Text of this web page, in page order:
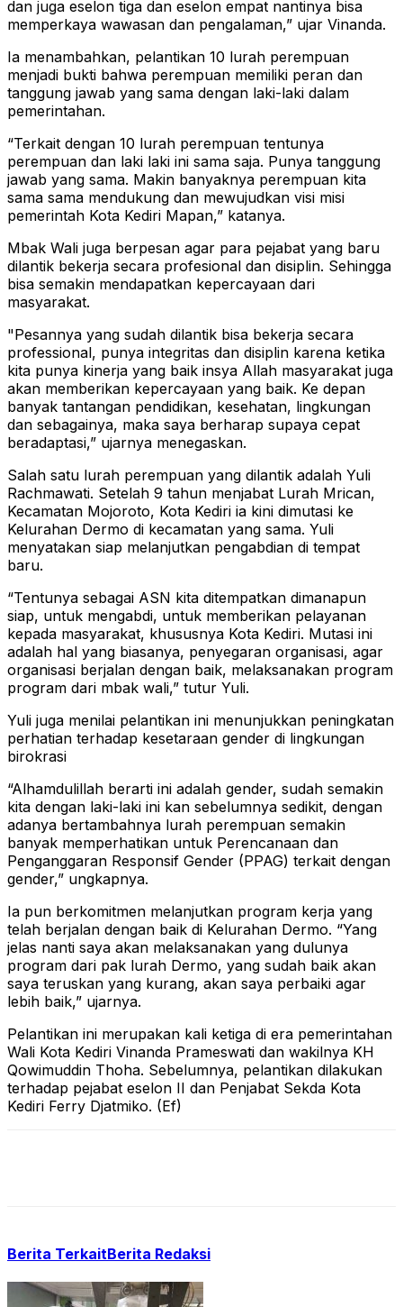
dan juga eselon tiga dan eselon empat nantinya bisa
memperkaya wawasan dan pengalaman,” ujar Vinanda.
Ia menambahkan, pelantikan 10 lurah perempuan
menjadi bukti bahwa perempuan memiliki peran dan
tanggung jawab yang sama dengan laki-laki dalam
pemerintahan.
“Terkait dengan 10 lurah perempuan tentunya
perempuan dan laki laki ini sama saja. Punya tanggung
jawab yang sama. Makin banyaknya perempuan kita
sama sama mendukung dan mewujudkan visi misi
pemerintah Kota Kediri Mapan,” katanya.
Mbak Wali juga berpesan agar para pejabat yang baru
dilantik bekerja secara profesional dan disiplin. Sehingga
bisa semakin mendapatkan kepercayaan dari
masyarakat.
"Pesannya yang sudah dilantik bisa bekerja secara
professional, punya integritas dan disiplin karena ketika
kita punya kinerja yang baik insya Allah masyarakat juga
akan memberikan kepercayaan yang baik. Ke depan
banyak tantangan pendidikan, kesehatan, lingkungan
dan sebagainya, maka saya berharap supaya cepat
beradaptasi,” ujarnya menegaskan.
Salah satu lurah perempuan yang dilantik adalah Yuli
Rachmawati. Setelah 9 tahun menjabat Lurah Mrican,
Kecamatan Mojoroto, Kota Kediri ia kini dimutasi ke
Kelurahan Dermo di kecamatan yang sama. Yuli
menyatakan siap melanjutkan pengabdian di tempat
baru.
“Tentunya sebagai ASN kita ditempatkan dimanapun
siap, untuk mengabdi, untuk memberikan pelayanan
kepada masyarakat, khususnya Kota Kediri. Mutasi ini
adalah hal yang biasanya, penyegaran organisasi, agar
organisasi berjalan dengan baik, melaksanakan program
program dari mbak wali,” tutur Yuli.
Yuli juga menilai pelantikan ini menunjukkan peningkatan
perhatian terhadap kesetaraan gender di lingkungan
birokrasi
“Alhamdulillah berarti ini adalah gender, sudah semakin
kita dengan laki-laki ini kan sebelumnya sedikit, dengan
adanya bertambahnya lurah perempuan semakin
banyak memperhatikan untuk Perencanaan dan
Penganggaran Responsif Gender (PPAG) terkait dengan
gender,” ungkapnya.
Ia pun berkomitmen melanjutkan program kerja yang
telah berjalan dengan baik di Kelurahan Dermo. “Yang
jelas nanti saya akan melaksanakan yang dulunya
program dari pak lurah Dermo, yang sudah baik akan
saya teruskan yang kurang, akan saya perbaiki agar
lebih baik,” ujarnya.
Pelantikan ini merupakan kali ketiga di era pemerintahan
Wali Kota Kediri Vinanda Prameswati dan wakilnya KH
Qowimuddin Thoha. Sebelumnya, pelantikan dilakukan
terhadap pejabat eselon II dan Penjabat Sekda Kota
Kediri Ferry Djatmiko. (Ef)
Berita TerkaitBerita Redaksi